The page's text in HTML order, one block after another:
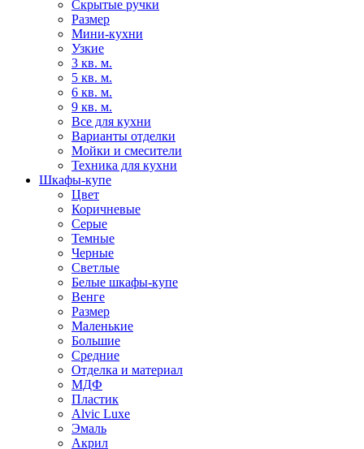
Скрытые ручки
Размер
Мини-кухни
Узкие
3 кв. м.
5 кв. м.
6 кв. м.
9 кв. м.
Все для кухни
Варианты отделки
Мойки и смесители
Техника для кухни
Шкафы-купе
Цвет
Коричневые
Серые
Темные
Черные
Светлые
Белые шкафы-купе
Венге
Размер
Маленькие
Большие
Средние
Отделка и материал
МДФ
Пластик
Alvic Luxe
Эмаль
Акрил